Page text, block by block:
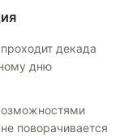
декада
дню
поворачивается